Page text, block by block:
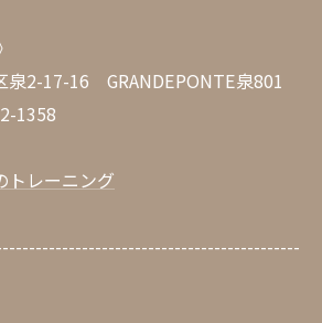
泉2-17-16 GRANDEPONTE泉801
1358
トレーニング